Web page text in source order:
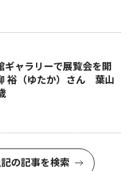
ギャラリーで展覧会を開
裕（ゆたか）さん 葉山
の記事を検索